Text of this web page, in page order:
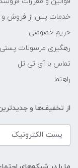
خدمات پس از فروش و
حریم خصوصی
رهگیری مرسولات پستی
تماس با آی تی تل
راهنما
از تخفیف‌ها و